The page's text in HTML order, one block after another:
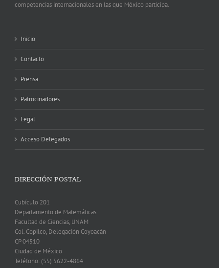
competencias internacionales en las que México participa.
Inicio
Contacto
Prensa
Patrocinadores
Legal
Acceso Delegados
DIRECCIÓN POSTAL
Cubículo 201
Departamento de Matemáticas
Facultad de Ciencias, UNAM
Col. Copilco, Delegación Coyoacán
CP 04510
Ciudad de México
Teléfono: (55) 5622-4864